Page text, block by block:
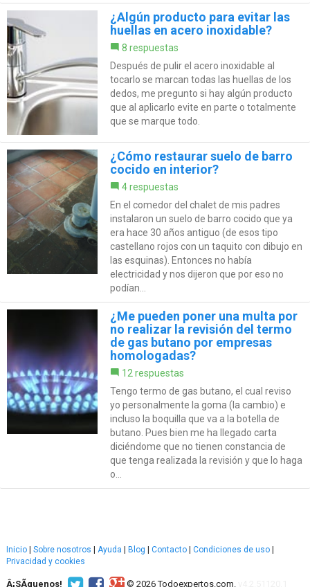
¿Algún producto para evitar las
huellas en acero inoxidable?
8 respuestas
Después de pulir el acero inoxidable al
tocarlo se marcan todas las huellas de los
dedos, me pregunto si hay algún producto
que al aplicarlo evite en parte o totalmente
que se marque todo.
¿Cómo restaurar suelo de barro
cocido en interior?
4 respuestas
En el comedor del chalet de mis padres
instalaron un suelo de barro cocido que ya
era hace 30 años antiguo (de esos tipo
castellano rojos con un taquito con dibujo en
las esquinas). Entonces no había
electricidad y nos dijeron que por eso no
podían...
¿Me pueden poner una multa por
no realizar la revisión del termo
de gas butano por empresas
homologadas?
12 respuestas
Tengo termo de gas butano, el cual reviso
yo personalmente la goma (la cambio) e
incluso la boquilla que va a la botella de
butano. Pues bien me ha llegado carta
diciéndome que no tienen constancia de
que tenga realizada la revisión y que lo haga
o...
Inicio Sobre nosotros Ayuda Blog Contacto Condiciones de uso
Privacidad y cookies
Â¡SÃ­guenos! © 2026 Todoexpertos.com.